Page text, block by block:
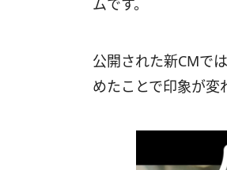
ムです。
公開された新CMで
めたことで印象が変